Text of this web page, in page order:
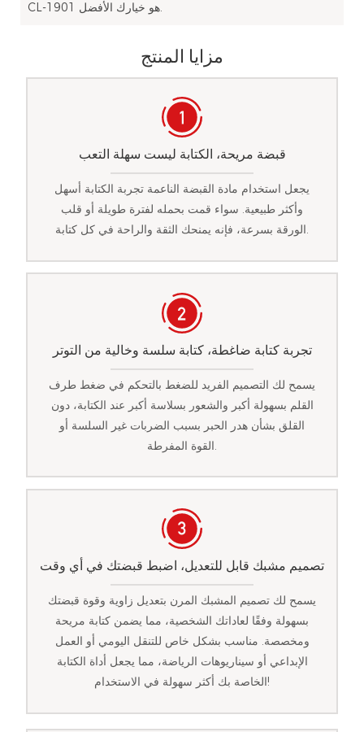
CL-1901 هو خيارك الأفضل.
مزايا المنتج
قبضة مريحة، الكتابة ليست سهلة التعب
يجعل استخدام مادة القبضة الناعمة تجربة الكتابة أسهل
وأكثر طبيعية. سواء قمت بحمله لفترة طويلة أو قلب
الورقة بسرعة، فإنه يمنحك الثقة والراحة في كل كتابة.
تجربة كتابة ضاغطة، كتابة سلسة وخالية من التوتر
يسمح لك التصميم الفريد للضغط بالتحكم في ضغط طرف
القلم بسهولة أكبر والشعور بسلاسة أكبر عند الكتابة، دون
القلق بشأن هدر الحبر بسبب الضربات غير السلسة أو
القوة المفرطة.
تصميم مشبك قابل للتعديل، اضبط قبضتك في أي وقت
يسمح لك تصميم المشبك المرن بتعديل زاوية وقوة قبضتك
بسهولة وفقًا لعاداتك الشخصية، مما يضمن كتابة مريحة
ومخصصة. مناسب بشكل خاص للتنقل اليومي أو العمل
الإبداعي أو سيناريوهات الرياضة، مما يجعل أداة الكتابة
الخاصة بك أكثر سهولة في الاستخدام!